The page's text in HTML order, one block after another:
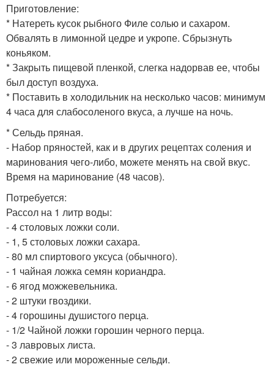
Приготовление:
* Натереть кусок рыбного Филе солью и сахаром.
Обвалять в лимонной цедре и укропе. Сбрызнуть
коньяком.
* Закрыть пищевой пленкой, слегка надорвав ее, чтобы
был доступ воздуха.
* Поставить в холодильник на несколько часов: минимум
4 часа для слабосоленого вкуса, а лучше на ночь.
* Сельдь пряная.
- Набор пряностей, как и в других рецептах соления и
маринования чего-либо, можете менять на свой вкус.
Время на маринование (48 часов).
Потребуется:
Рассол на 1 литр воды:
- 4 столовых ложки соли.
- 1, 5 столовых ложки сахара.
- 80 мл спиртового уксуса (обычного).
- 1 чайная ложка семян кориандра.
- 6 ягод можжевельника.
- 2 штуки гвоздики.
- 4 горошины душистого перца.
- 1/2 Чайной ложки горошин черного перца.
- 3 лавровых листа.
- 2 свежие или мороженные сельди.